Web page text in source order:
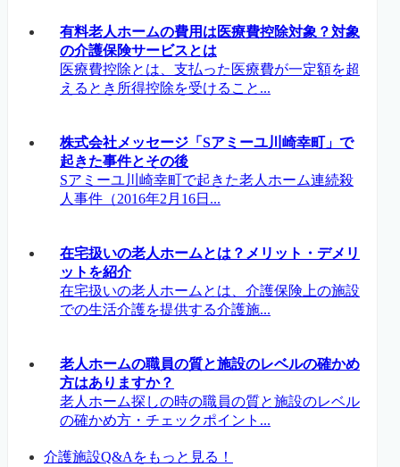
有料老人ホームの費用は医療費控除対象？対象
の介護保険サービスとは
医療費控除とは、支払った医療費が一定額を超
えるとき所得控除を受けること...
株式会社メッセージ「Sアミーユ川崎幸町」で
起きた事件とその後
Sアミーユ川崎幸町で起きた老人ホーム連続殺
人事件（2016年2月16日...
在宅扱いの老人ホームとは？メリット・デメリ
ットを紹介
在宅扱いの老人ホームとは、介護保険上の施設
での生活介護を提供する介護施...
老人ホームの職員の質と施設のレベルの確かめ
方はありますか？
老人ホーム探しの時の職員の質と施設のレベル
の確かめ方・チェックポイント...
介護施設Q&Aをもっと見る！